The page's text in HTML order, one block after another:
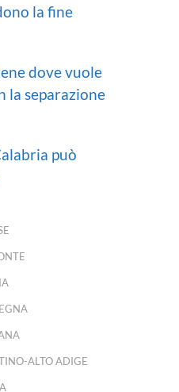
la fine
dove vuole
la separazione
può
ALTO ADIGE